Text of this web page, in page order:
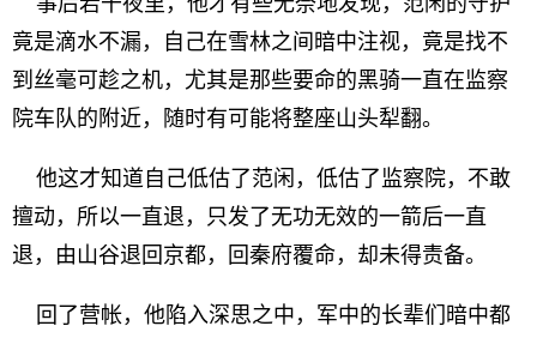
竟是滴水不漏，自己在雪林之间暗中注视，竟是找不
到丝毫可趁之机，尤其是那些要命的黑骑一直在监察
院车队的附近，随时有可能将整座山头犁翻。
他这才知道自己低估了范闲，低估了监察院，不敢
擅动，所以一直退，只发了无功无效的一箭后一直
退，由山谷退回京都，回秦府覆命，却未得责备。
回了营帐，他陷入深思之中，军中的长辈们暗中都